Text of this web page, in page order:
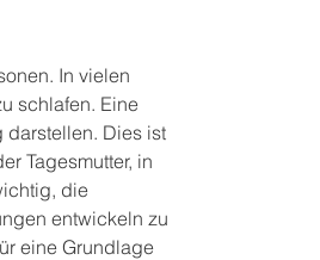
In vielen
schlafen. Eine
darstellen. Dies ist
Tagesmutter, in
die
entwickeln zu
eine Grundlage